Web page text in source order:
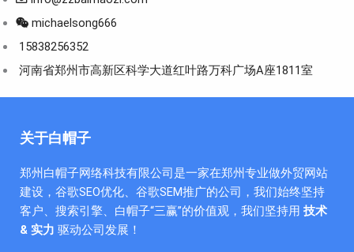
michaelsong666
15838256352
河南省郑州市高新区科学大道红叶路万科广场A座1811室
关于白帽子
郑州白帽子网络科技有限公司是一家在郑州专业做外贸网站
建设，谷歌SEO优化、谷歌SEM推广的公司，我们始终坚持
客户、搜索引擎、白帽子“三赢”的价值观，我们坚持用 技术
& 实力 驱动公司发展！